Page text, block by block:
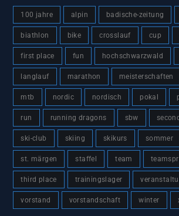
100 jahre alpin badische-zeitung
biathlon bike crosslauf cup
first place fun hochschwarzwald
langlauf marathon meisterschaften
mtb nordic nordisch pokal
run running dragons sbw
ski-club skiing skikurs sommer
st. märgen staffel team
third place trainingslager
vorstand vorstandschaft winter